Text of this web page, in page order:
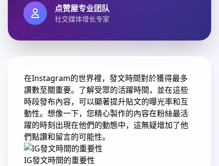
点赞屋专业团队
社交媒体增长专家
在Instagram的世界裡，發文時間對於獲得最多
讚數至關重要。 了解受眾的活躍時間，並在這些
時段發布內容，可以顯著提升貼文的曝光率和互
動性。 想像一下，您精心製作的內容在粉絲最活
躍的時刻出現在他們的動態中，這無疑增加了他
們點讚和留言的可能性。
IG發文時間的重要性